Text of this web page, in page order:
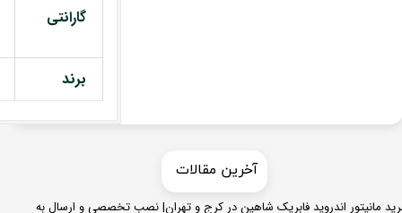
گارانتی
برند
مانیتور اندروید فابریک شاهین در کرج و تهران| نصب تخصصی و ارسال به
​​آخرین مقالات